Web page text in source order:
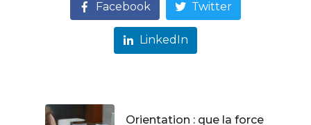
Facebook Twitter
LinkedIn
Orientation : que la force